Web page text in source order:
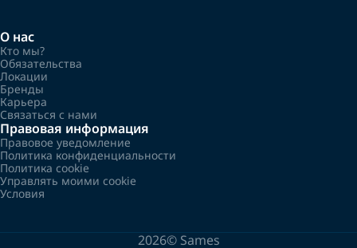
О нас
Кто мы?
Обязательства
Локации
Бренды
Карьера
Связаться с нами
Правовая информация
Правовое уведомление
Политика конфиденциальности
Политика cookie
Управлять моими cookie
Условия
2026© Sames